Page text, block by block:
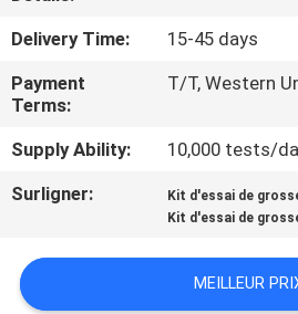
CONTACTEZ-
NOUS
NOUVELLES
UNE
CITATION
Delivery Time:
15-45 days
Payment
Terms:
T/T, Western
Supply Ability:
10,000 tests/
Surligner:
Kit d'essai de
Kit d'essai de
MEILLEUR